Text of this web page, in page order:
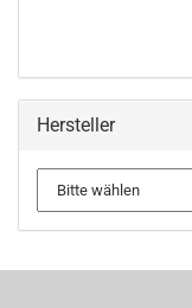
Hersteller